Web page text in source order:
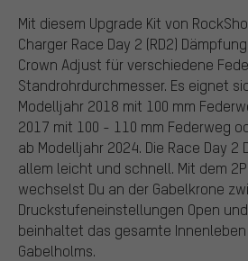
Mit diesem Upgrade Kit von
Charger Race Day 2 (RD2)
Crown Adjust für verschiedene
Standrohrdurchmesser. Es eignet
Modelljahr 2018 mit 100 mm
2017 mit 100 - 110 mm Federweg
ab Modelljahr 2024. Die Race Day 2
allem leicht und schnell. Mit dem
wechselst Du an der Gabelkrone
Druckstufeneinstellungen Open
beinhaltet das gesamte
Gabelholms.